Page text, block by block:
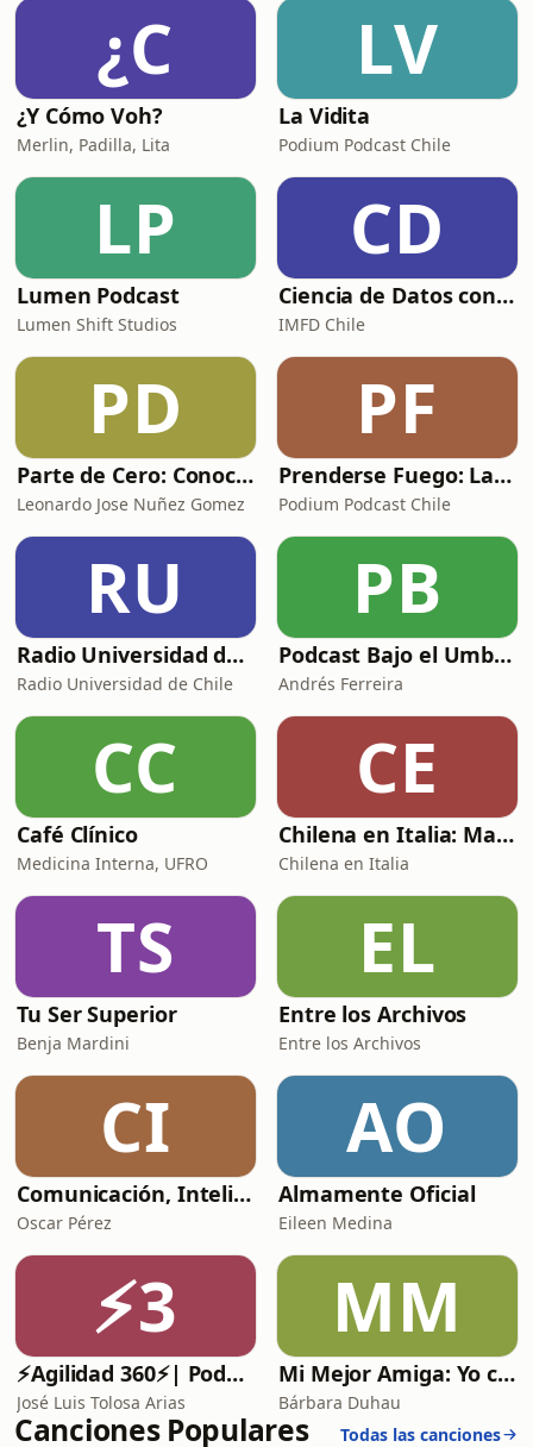
¿C
¿Y Cómo Voh?
Merlin, Padilla, Lita
LV
La Vidita
Podium Podcast Chile
LP
Lumen Podcast
Lumen Shift Studios
CD
Ciencia de Datos con Jocelyn Dunstan
IMFD Chile
PD
Parte de Cero: Conociendo la gestión de proyectos
Leonardo Jose Nuñez Gomez
PF
Prenderse Fuego: Las Voces de Pedro Lemebel
Podium Podcast Chile
RU
Radio Universidad de Chile
Radio Universidad de Chile
PB
Podcast Bajo el Umbral
Andrés Ferreira
CC
Café Clínico
Medicina Interna, UFRO
CE
Chilena en Italia: Masa & Amore
Chilena en Italia
TS
Tu Ser Superior
Benja Mardini
EL
Entre los Archivos
Entre los Archivos
CI
Comunicación, Inteligencia Artificial y Sociedad
Oscar Pérez
AO
Almamente Oficial
Eileen Medina
⚡3
⚡️Agilidad 360⚡️| Podcast de Agilidad, Liderazgo Ágil y Gestión de Proyectos.
José Luis Tolosa Arias
MM
Mi Mejor Amiga: Yo con Bárbara Duhau
Bárbara Duhau
Canciones Populares Todas las canciones